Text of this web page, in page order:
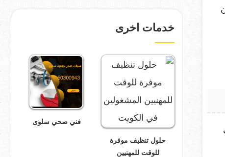
خدمات اخرى
حلول تنظيف موفرة
للوقت للمهنيين
فني صحي سلوى